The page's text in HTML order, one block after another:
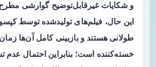
و شکایات غیرقابل‌توضیح گوارشی
این حال، فیلم‌های تولیدشده توسط
طولانی هستند و بازبینی کامل آن‌ها
خسته‌کننده است؛ بنابراین احتمال عدم